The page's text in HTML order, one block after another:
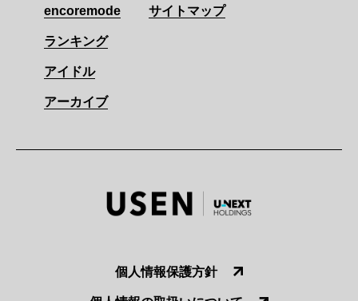
encoremode
ランキング
アイドル
アーカイブ
サイトマップ
個人情報保護方針